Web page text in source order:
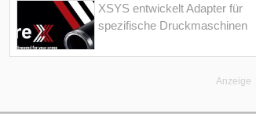
XSYS entwickelt Adapter für
spezifische Druckmaschinen
Anzeige